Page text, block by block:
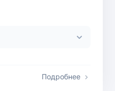
Подробнее